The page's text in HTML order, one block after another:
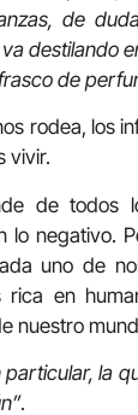
de
destilando
de
rodea, los
vivir.
de todos
negativo.
uno de
en
nuestro
la
.